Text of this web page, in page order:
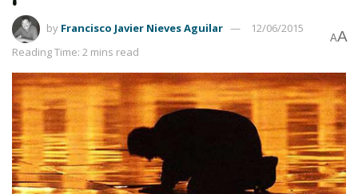
by Francisco Javier Nieves Aguilar
12/06/2015
Reading Time: 2 mins read
AA